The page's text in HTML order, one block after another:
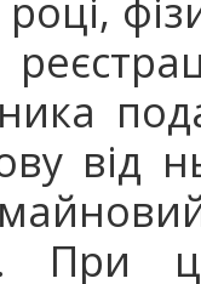
від
При